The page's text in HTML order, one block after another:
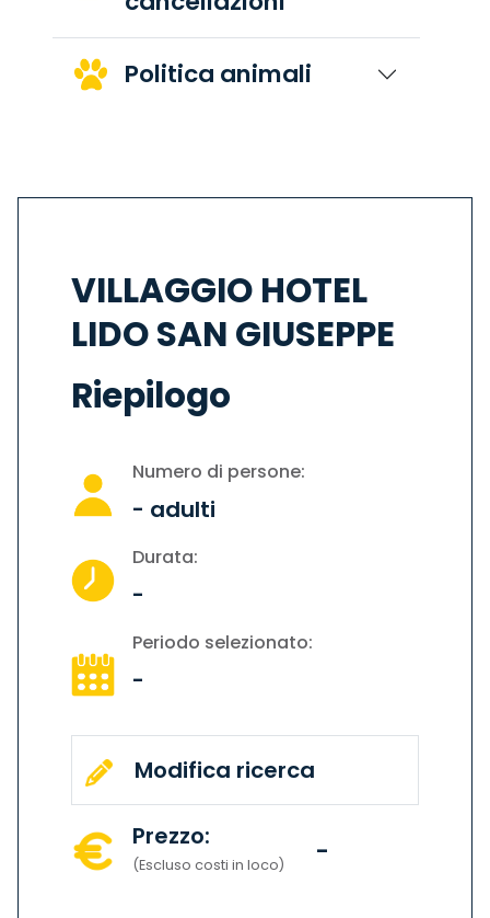
Politica animali
VILLAGGIO HOTEL
LIDO SAN GIUSEPPE
Riepilogo
Numero di persone:
- adulti
Durata:
-
Periodo selezionato:
-
Modifica ricerca
Prezzo:
(Escluso costi in loco) -